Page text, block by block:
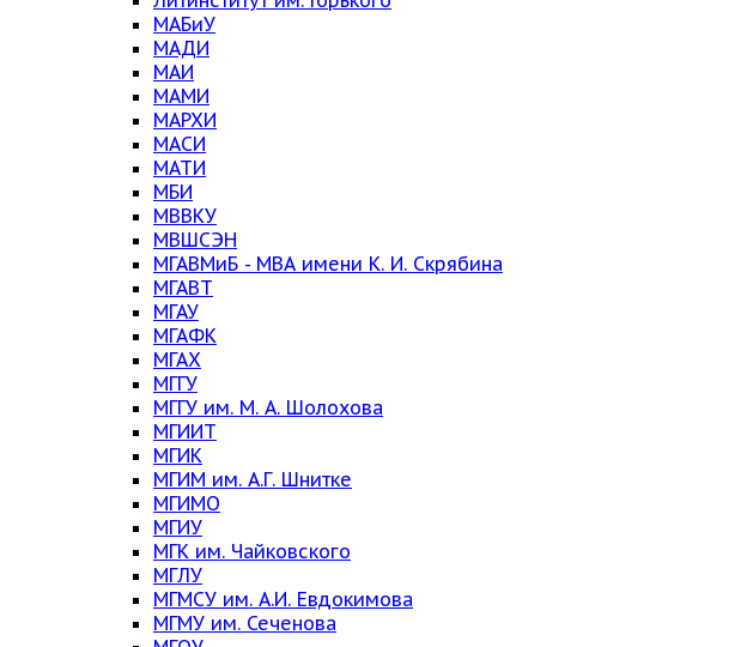
МАБиУ
МАДИ
МАИ
МАМИ
МАРХИ
МАСИ
МАТИ
МБИ
МВВКУ
МВШСЭН
МГАВМиБ - МВА имени К. И. Скрябина
МГАВТ
МГАУ
МГАФК
МГАХ
МГГУ
МГГУ им. М. А. Шолохова
МГИИТ
МГИК
МГИМ им. А.Г. Шнитке
МГИМО
МГИУ
МГК им. Чайковского
МГЛУ
МГМСУ им. А.И. Евдокимова
МГМУ им. Сеченова